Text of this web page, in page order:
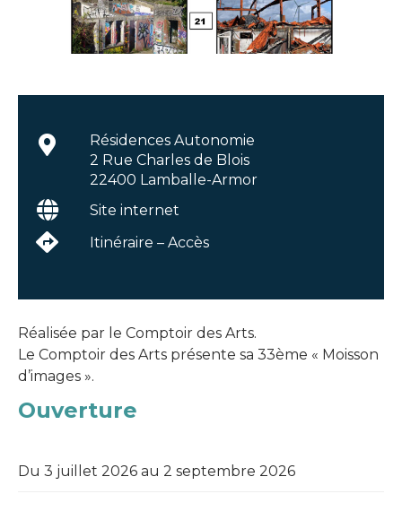
Réalisée par le Comptoir des Arts.
Le Comptoir des Arts présente sa 33ème « Moisson
d’images ».
Ouverture
Du 3 juillet 2026 au 2 septembre 2026
Résidences Autonomie
2 Rue Charles de Blois
22400 Lamballe-Armor
Site internet
Itinéraire – Accès